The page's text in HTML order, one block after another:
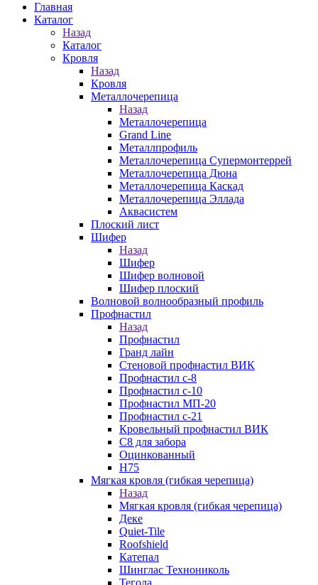
Главная
Каталог
Назад
Каталог
Кровля
Назад
Кровля
Металлочерепица
Назад
Металлочерепица
Grand Line
Металлпрофиль
Металлочерепица Супермонтеррей
Металлочерепица Дюна
Металлочерепица Каскад
Металлочерепица Эллада
Аквасистем
Плоский лист
Шифер
Назад
Шифер
Шифер волновой
Шифер плоский
Волновой волнообразный профиль
Профнастил
Назад
Профнастил
Гранд лайн
Стеновой профнастил ВИК
Профнастил с-8
Профнастил с-10
Профнастил МП-20
Профнастил с-21
Кровельный профнастил ВИК
С8 для забора
Оцинкованный
Н75
Мягкая кровля (гибкая черепица)
Назад
Мягкая кровля (гибкая черепица)
Деке
Quiet-Tile
Roofshield
Катепал
Шинглас Технониколь
Тегола